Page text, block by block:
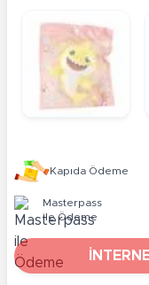
Kapıda Ödeme
Masterpass
ile Ödeme